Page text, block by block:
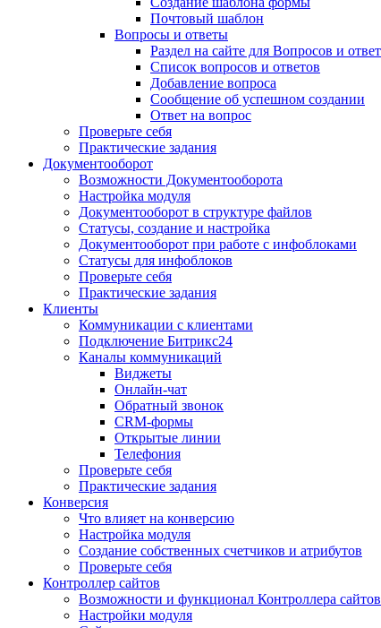
Почтовый шаблон
Вопросы и ответы
Раздел на сайте для Вопросов и
Список вопросов и ответов
Добавление вопроса
Сообщение об успешном создании
Ответ на вопрос
Проверьте себя
Практические задания
Документооборот
Возможности Документооборота
Настройка модуля
Документооборот в структуре файлов
Статусы, создание и настройка
Документооборот при работе с инфоблоками
Статусы для инфоблоков
Проверьте себя
Практические задания
Клиенты
Коммуникации с клиентами
Подключение Битрикс24
Каналы коммуникаций
Виджеты
Онлайн-чат
Обратный звонок
CRM-формы
Открытые линии
Телефония
Проверьте себя
Практические задания
Конверсия
Что влияет на конверсию
Настройка модуля
Создание собственных счетчиков и атрибутов
Проверьте себя
Контроллер сайтов
Возможности и функционал Контроллера сайтов
Настройки модуля